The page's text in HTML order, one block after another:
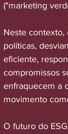
("marketing
Neste contexto,
políticas,
eficiente,
compromissos
enfraquecem a
movimento
O futuro do